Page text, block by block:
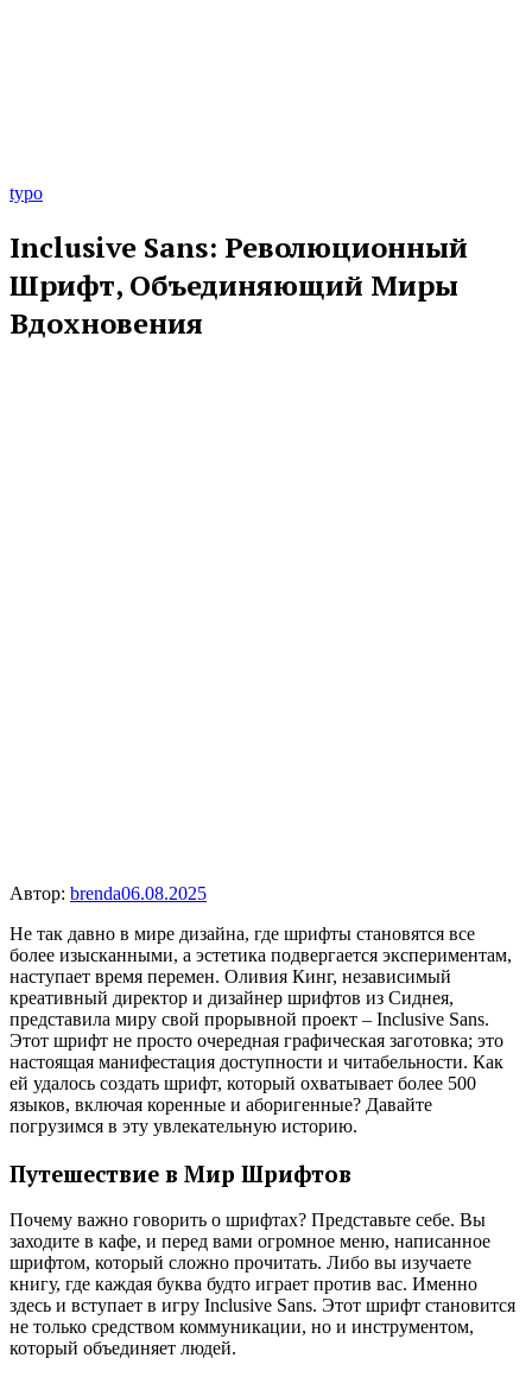
typo
Inclusive Sans: Революционный
Шрифт, Объединяющий Миры
Вдохновения
Автор: brenda06.08.2025
Не так давно в мире дизайна, где шрифты становятся все
более изысканными, а эстетика подвергается экспериментам,
наступает время перемен. Оливия Кинг, независимый
креативный директор и дизайнер шрифтов из Сиднея,
представила миру свой прорывной проект – Inclusive Sans.
Этот шрифт не просто очередная графическая заготовка; это
настоящая манифестация доступности и читабельности. Как
ей удалось создать шрифт, который охватывает более 500
языков, включая коренные и аборигенные? Давайте
погрузимся в эту увлекательную историю.
Путешествие в Мир Шрифтов
Почему важно говорить о шрифтах? Представьте себе. Вы
заходите в кафе, и перед вами огромное меню, написанное
шрифтом, который сложно прочитать. Либо вы изучаете
книгу, где каждая буква будто играет против вас. Именно
здесь и вступает в игру Inclusive Sans. Этот шрифт становится
не только средством коммуникации, но и инструментом,
который объединяет людей.